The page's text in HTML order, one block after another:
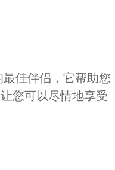
佳伴侣，它帮助您
您可以尽情地享受